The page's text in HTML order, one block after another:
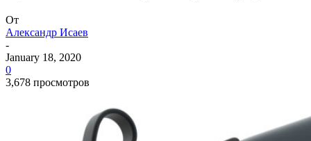
От
Александр Исаев
-
January 18, 2020
0
3,678 просмотров